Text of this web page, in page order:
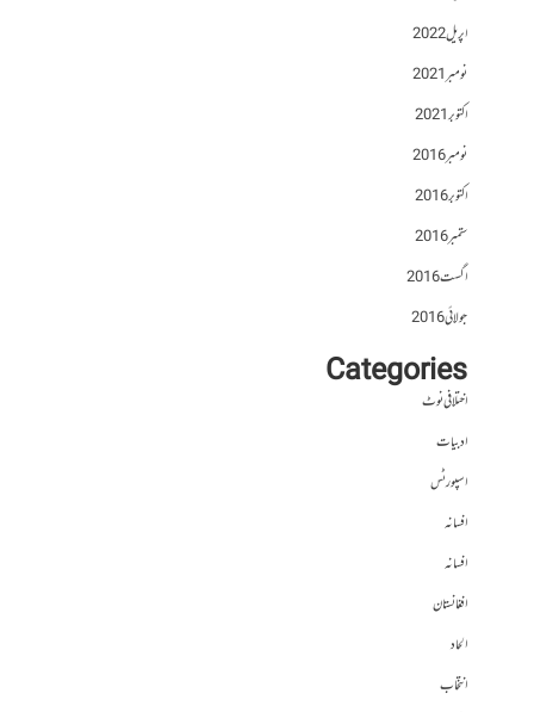
اپریل 2022
نومبر 2021
اکتوبر 2021
نومبر 2016
اکتوبر 2016
ستمبر 2016
اگست 2016
جولائی 2016
Categories
اختلافی نوٹ
ادبیات
اسپورٹس
افسانہ
افسانہ
افغانستان
الحاد
انتخاب